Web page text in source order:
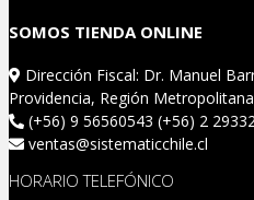
SOMOS TIENDA ONLINE
Dirección Fiscal: Dr. Manuel
Providencia, Región
(+56) 9 56560543 (+56) 2
ventas@sistematicchile.cl
HORARIO TELEFÓNICO